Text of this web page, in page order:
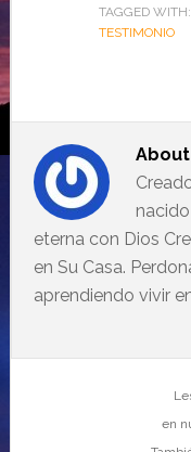
TAGGED WITH:
TESTIMONIO
About
eterna con Dios
en Su Casa.
aprendiendo vivir
en